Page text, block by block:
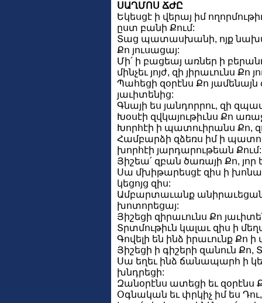
ՍԱՂՄՈՍ ՃԺԸ
Եկեսցէ ի վերայ իմ
ըստ բանի Քում:
Տաց պատասխանի, ոյք
Քո յուսացայ:
Մի՛ ի բացեայ առներ ի
մինչեւ յոյժ, զի յիրաւունս Քո
Պահեցի զօրէնս Քո
յաւիտենից:
Գնայի ես յանդորրու, զի
Խօսէի զվկայութիւնս Քո
Խորհէի ի պատուիրանս Քո,
Համբարձի զձեռս իմ ի
խորհէի յարդարութեան Քում:
Յիշեա՛ զբան ծառայի Քո, յոր
Սա մխիթարեսցէ զիս ի
կեցոյց զիս:
Ամբարտաւանք անիրաւեցան
խոտորեցայ:
Յիշեցի զիրաւունս Քո
Տրտմութիւն կալաւ զիս ի
Գովելի են ինձ իրաւունք Քո
Յիշեցի ի գիշերի զանուն Քո,
Սա եղեւ ինձ ճանապարհ ի
խնդրեցի:
Զանօրէնս ատեցի եւ զօրէնս
Օգնական եւ փրկիչ իմ ես